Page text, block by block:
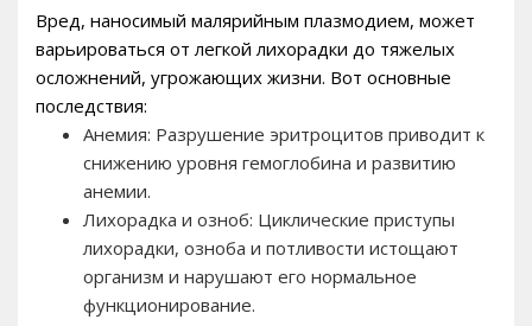
Вред, наносимый малярийным плазмодием, может
варьироваться от легкой лихорадки до тяжелых
осложнений, угрожающих жизни. Вот основные
последствия:
Анемия: Разрушение эритроцитов приводит к
снижению уровня гемоглобина и развитию
анемии.
Лихорадка и озноб: Циклические приступы
лихорадки, озноба и потливости истощают
организм и нарушают его нормальное
функционирование.